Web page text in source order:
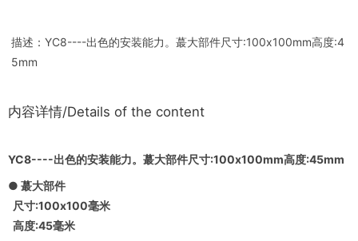
描述：YC8----出色的安装能力。蕞大部件尺寸:100x100mm高度:4
5mm
内容详情/Details of the content
YC8----出色的安装能力。蕞大部件尺寸:100x100mm高度:45mm
● 蕞大部件
尺寸:100x100毫米
高度:45毫米